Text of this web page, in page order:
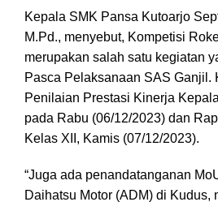
Kepala SMK Pansa Kutoarjo
M.Pd., menyebut, Kompetisi
merupakan salah satu kegiatan
Pasca Pelaksanaan SAS Ganjil.
Penilaian Prestasi Kinerja
pada Rabu (06/12/2023) dan
Kelas XII, Kamis (07/12/2023).
“Juga ada penandatanganan
Daihatsu Motor (ADM) di Kudus,